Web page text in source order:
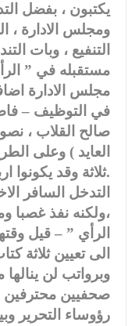
يكتبون ، بفضل
ومجلس الادارة ،
التنفيع ، وبات
مستقبله في ”
مجلس الادارة
في التوظيف –
صالح القلاب ،
العايد ) وعلى
ثلاثة وقد يكونوا اربعة.
،ولكنه نفذ غصبا
الرأي ” – قيل
الى تعيين ثلاثة
وبرواتب لن
صحفيين
رؤوساء التحرير